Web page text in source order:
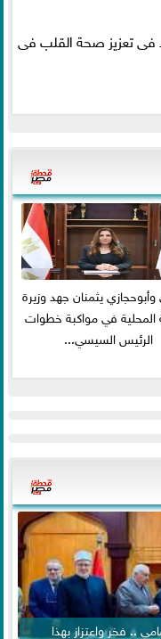
فى تعزيز صحة القلب فى
وأبوحجازي يثمنان جهد وزيرة
المحلية في مواكبة خطوات
الرئيس السيسي...
.. فخر واعتزاز بهذا